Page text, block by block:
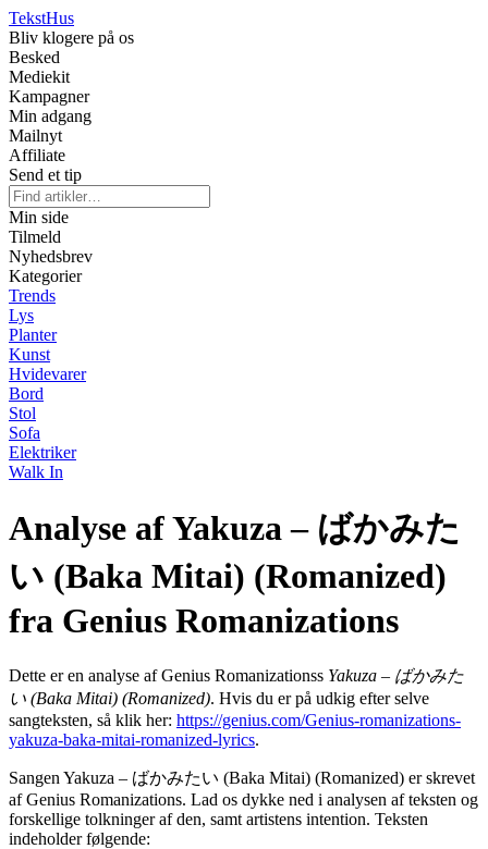
TekstHus
Bliv klogere på os
Besked
Mediekit
Kampagner
Min adgang
Mailnyt
Affiliate
Send et tip
Min side
Tilmeld
Nyhedsbrev
Kategorier
Trends
Lys
Planter
Kunst
Hvidevarer
Bord
Stol
Sofa
Elektriker
Walk In
Analyse af Yakuza – ばかみた
い (Baka Mitai) (Romanized)
fra Genius Romanizations
Dette er en analyse af Genius Romanizationss Yakuza – ばかみた
い (Baka Mitai) (Romanized). Hvis du er på udkig efter selve
sangteksten, så klik her: https://genius.com/Genius-romanizations-
yakuza-baka-mitai-romanized-lyrics.
Sangen Yakuza – ばかみたい (Baka Mitai) (Romanized) er skrevet
af Genius Romanizations. Lad os dykke ned i analysen af teksten og
forskellige tolkninger af den, samt artistens intention. Teksten
indeholder følgende: